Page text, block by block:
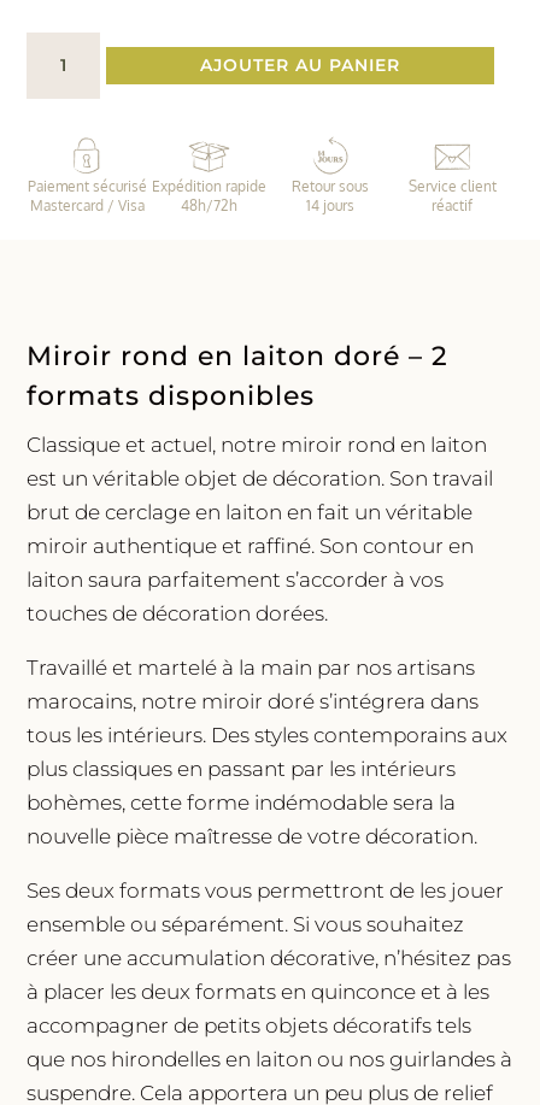
Miroir
laiton
tailles
AJOUTER AU PANIER
Paiement sécurisé
Mastercard / Visa
Expédition rapide
48h/72h
Retour sous
14 jours
Service client
réactif
Miroir rond en laiton doré – 2
formats disponibles
Classique et actuel, notre miroir rond en laiton
est un véritable objet de décoration. Son travail
brut de cerclage en laiton en fait un véritable
miroir authentique et raffiné. Son contour en
laiton saura parfaitement s’accorder à vos
touches de décoration dorées.
Travaillé et martelé à la main par nos artisans
marocains, notre miroir doré s’intégrera dans
tous les intérieurs. Des styles contemporains aux
plus classiques en passant par les intérieurs
bohèmes, cette forme indémodable sera la
nouvelle pièce maîtresse de votre décoration.
Ses deux formats vous permettront de les jouer
ensemble ou séparément. Si vous souhaitez
créer une accumulation décorative, n’hésitez pas
à placer les deux formats en quinconce et à les
accompagner de petits objets décoratifs tels
que nos hirondelles en laiton ou nos guirlandes à
suspendre. Cela apportera un peu plus de relief